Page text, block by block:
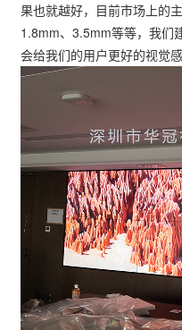
果也就越好，目前市场上的
1.8mm、3.5mm等等，我们
会给我们的用户更好的视觉感